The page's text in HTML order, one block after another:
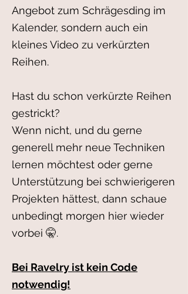
Angebot zum Schrägesding im
Kalender, sondern auch ein
kleines Video zu verkürzten
Reihen.
Hast du schon verkürzte Reihen
gestrickt?
Wenn nicht, und du gerne
generell mehr neue Techniken
lernen möchtest oder gerne
Unterstützung bei schwierigeren
Projekten hättest, dann schaue
unbedingt morgen hier wieder
vorbei 🤫.
Bei Ravelry ist kein Code
notwendig!